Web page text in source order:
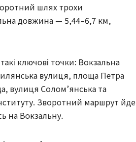
шлях трохи
довжина — 5,44–6,7 км,
ключові точки: Вокзальна
вулиця, площа Петра
вулиця Солом’янська та
Зворотний маршрут йде
на Вокзальну.